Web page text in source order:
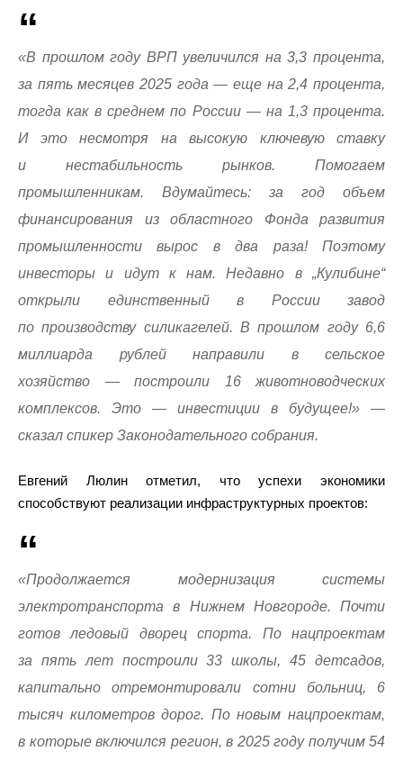
«В прошлом году ВРП увеличился на 3,3 процента,
за пять месяцев 2025 года — еще на 2,4 процента,
тогда как в среднем по России — на 1,3 процента.
И это несмотря на высокую ключевую ставку
и нестабильность рынков. Помогаем
промышленникам. Вдумайтесь: за год объем
финансирования из областного Фонда развития
промышленности вырос в два раза! Поэтому
инвесторы и идут к нам. Недавно в „Кулибине“
открыли единственный в России завод
по производству силикагелей. В прошлом году 6,6
миллиарда рублей направили в сельское
хозяйство — построили 16 животноводческих
комплексов. Это — инвестиции в будущее!» —
сказал спикер Законодательного собрания.
Евгений Люлин отметил, что успехи экономики
способствуют реализации инфраструктурных проектов:
«Продолжается модернизация системы
электротранспорта в Нижнем Новгороде. Почти
готов ледовый дворец спорта. По нацпроектам
за пять лет построили 33 школы, 45 детсадов,
капитально отремонтировали сотни больниц, 6
тысяч километров дорог. По новым нацпроектам,
в которые включился регион, в 2025 году получим 54